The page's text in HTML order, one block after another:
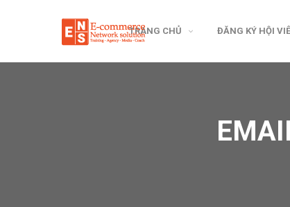
TRANG CHỦ ĐĂNG KÝ HỘI